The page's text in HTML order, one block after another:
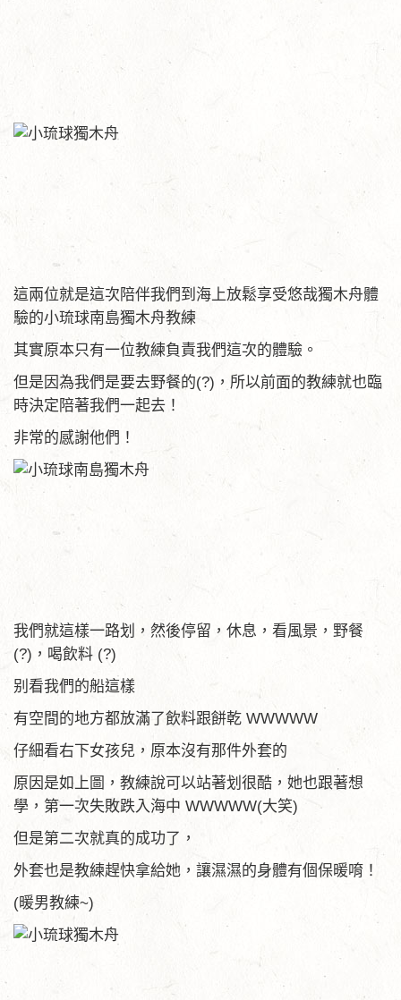
這兩位就是這次陪伴我們到海上放鬆享受悠哉獨木舟體
驗的小琉球南島獨木舟教練
其實原本只有一位教練負責我們這次的體驗。
但是因為我們是要去野餐的(?)，所以前面的教練就也臨
時決定陪著我們一起去！
非常的感謝他們！
我們就這樣一路划，然後停留，休息，看風景，野餐
(?)，喝飲料 (?)
别看我們的船這樣
有空間的地方都放滿了飲料跟餅乾 WWWWW
仔細看右下女孩兒，原本沒有那件外套的
原因是如上圖，教練說可以站著划很酷，她也跟著想
學，第一次失敗跌入海中 WWWWW(大笑)
但是第二次就真的成功了，
外套也是教練趕快拿給她，讓濕濕的身體有個保暖唷！
(暖男教練~)